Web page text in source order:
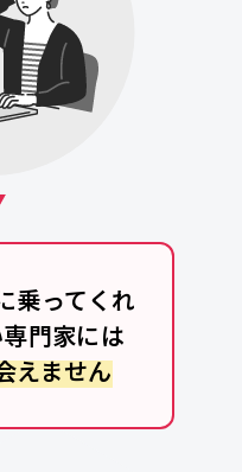
乗ってくれ
門家には
えません